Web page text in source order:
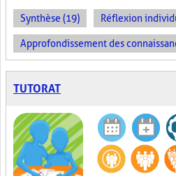
Synthèse (19) Réflexion
Approfondissement des
TUTORAT